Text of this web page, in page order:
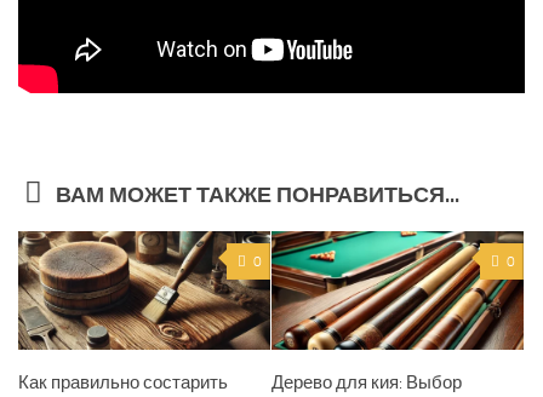
ВАМ МОЖЕТ ТАКЖЕ ПОНРАВИТЬСЯ...
0
Как правильно состарить
0
Дерево для кия: Выбор